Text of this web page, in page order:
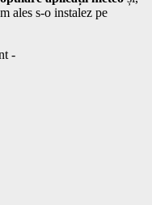
ales s-o instalez pe
-